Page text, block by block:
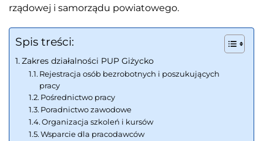
rządowej i samorządu powiatowego.
Spis treści:
Zakres działalności PUP Giżycko
Rejestracja osób bezrobotnych i poszukujących
pracy
Pośrednictwo pracy
Poradnictwo zawodowe
Organizacja szkoleń i kursów
Wsparcie dla pracodawców